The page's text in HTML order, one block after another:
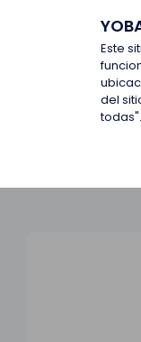
Este
del
Últimas